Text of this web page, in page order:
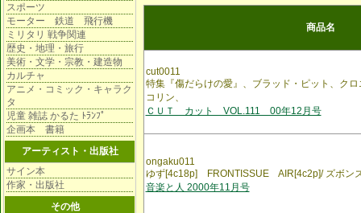
スポーツ
モーター 鉄道 飛行機
ミリタリ 戦争関連
歴史・地理・旅行
美術・文学・宗教・建造物
カルチャ
アニメ・コミック・キャラク
タ
児童 雑誌 かるた ﾄﾗﾝﾌﾟ
企画本 書籍
アーティスト・出版社
サイン本
作家・出版社
その他
商品名
cut0011
特集『傷だらけの愛』、ブラッド・ピット、ク
コリン、
ＣＵＴ カット VOL.111 00年12月号
ongaku011
ゆず[4c18p] FRONTISSUE AIR[4c2p]/ ズボン
音楽と人 2000年11月号